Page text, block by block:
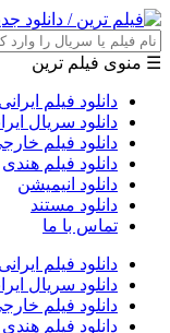
☰ منوی فیلم ترین
دانلود فیلم ایرانی
دانلود سریال
دانلود فیلم
دانلود فیلم هندی
دانلود انیمیشن
دانلود مستند
تماس با ما
دانلود فیلم ایرانی
دانلود سریال
دانلود فیلم
دانلود فیلم هندی